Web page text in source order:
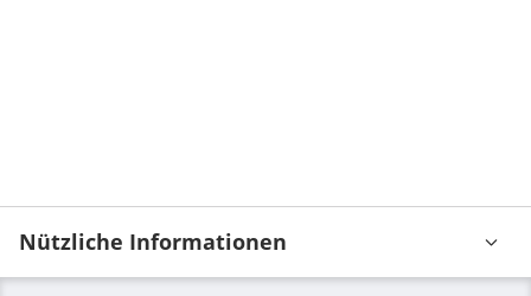
Nützliche Informationen